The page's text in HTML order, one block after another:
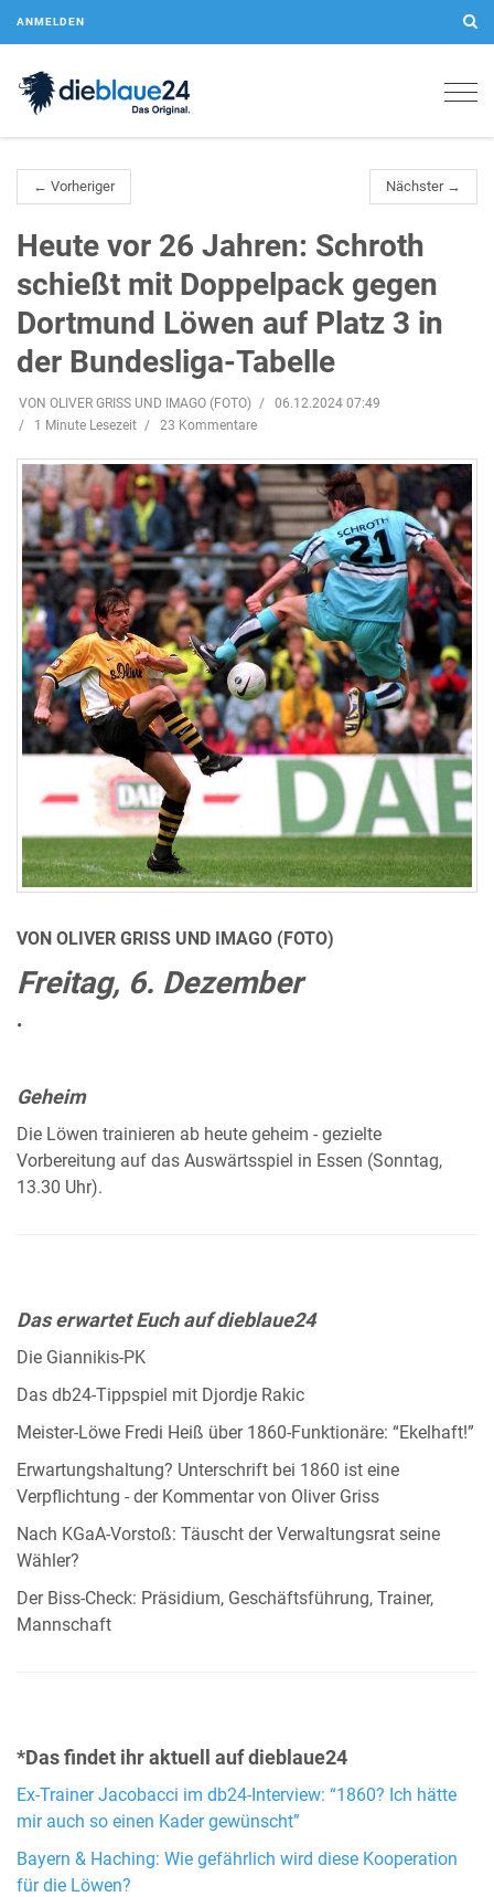
ANMELDEN
← Vorheriger Nächster →
Heute vor 26 Jahren: Schroth
schießt mit Doppelpack gegen
Dortmund Löwen auf Platz 3 in
der Bundesliga-Tabelle
VON OLIVER GRISS UND IMAGO (FOTO)
06.12.2024 07:49
1 Minute Lesezeit
23 Kommentare
VON OLIVER GRISS UND IMAGO (FOTO)
Freitag, 6. Dezember
•
Geheim
Die Löwen trainieren ab heute geheim - gezielte
Vorbereitung auf das Auswärtsspiel in Essen (Sonntag,
13.30 Uhr).
Das erwartet Euch auf dieblaue24
Die Giannikis-PK
Das db24-Tippspiel mit Djordje Rakic
Meister-Löwe Fredi Heiß über 1860-Funktionäre: “Ekelhaft!”
Erwartungshaltung? Unterschrift bei 1860 ist eine
Verpflichtung - der Kommentar von Oliver Griss
Nach KGaA-Vorstoß: Täuscht der Verwaltungsrat seine
Wähler?
Der Biss-Check: Präsidium, Geschäftsführung, Trainer,
Mannschaft
*Das findet ihr aktuell auf dieblaue24
Ex-Trainer Jacobacci im db24-Interview: “1860? Ich hätte
mir auch so einen Kader gewünscht”
Bayern & Haching: Wie gefährlich wird diese Kooperation
für die Löwen?